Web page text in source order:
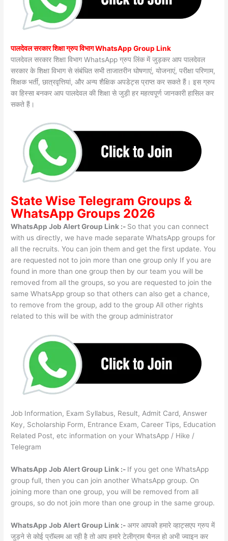
पालदेवल सरकार शिक्षा ग्रुप विभाग WhatsApp Group Link
पालदेवल सरकार शिक्षा विभाग WhatsApp ग्रुप लिंक में जुड़कर आप पालदेवल
सरकार के शिक्षा विभाग से संबंधित सभी ताजातरीन घोषणाएं, योजनाएं, परीक्षा परिणाम,
शिक्षक भर्ती, छात्रवृत्तियां, और अन्य शैक्षिक अपडेट्स प्राप्त कर सकते हैं। इस ग्रुप
का हिस्सा बनकर आप पालदेवल की शिक्षा से जुड़ी हर महत्वपूर्ण जानकारी हासिल कर
सकते हैं।
State WiseTelegram Groups &
WhatsApp Groups 2026
WhatsApp Job Alert Group Link :- So that you can connect
with us directly, we have made separate WhatsApp groups for
all the recruits. You can join them and get the first update. You
are requested not to join more than one group only If you are
found in more than one group then by our team you will be
removed from all the groups, so you are requested to join the
same WhatsApp group so that others can also get a chance,
to remove from the group, add to the group All other rights
related to this will be with the group administrator
Job Information, Exam Syllabus, Result, Admit Card, Answer
Key, Scholarship Form, Entrance Exam, Career Tips, Education
Related Post, etc information on your WhatsApp / Hike /
Telegram
WhatsApp Job Alert Group Link :- If you get one WhatsApp
group full, then you can join another WhatsApp group. On
joining more than one group, you will be removed from all
groups, so do not join more than one group in the same group.
WhatsApp Job Alert Group Link :-अगर आपको हमारे व्हाट्सएप ग्रुप में
जुड़ने से कोई प्रॉब्लम आ रही है तो आप हमारे टेलीग्राम चैनल हो अभी ज्वाइन कर